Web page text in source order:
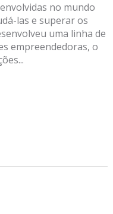
no mundo
las e superar os
uma linha de
empreendedoras, o